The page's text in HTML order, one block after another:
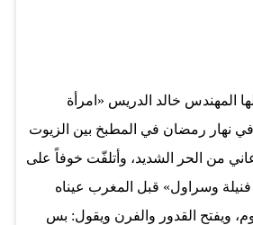
معهم أو يخرج عن خطهم. وهؤلاء
باسم الدفاع عن الحرية
ينطقون بكلمة في حق من يمر بذات
ومدرستهم. أنت – باختصار- في
المهندس خالد الدريس «امرأة
نهار رمضان في المطبخ بين الزيوت
من الحر الشديد، وأتلفّت خوفاً على
فنيلة وسراول» قبل المغرب عيناه
ويفتح القدور والفرن ويقول: بس